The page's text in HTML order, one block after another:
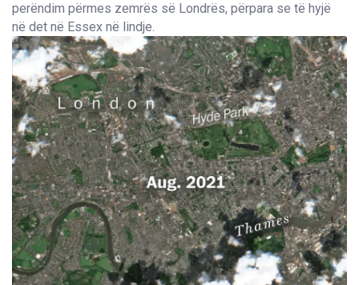
perëndim përmes zemrës së Londrës, përpara se të hyjë
në det në Essex në lindje.